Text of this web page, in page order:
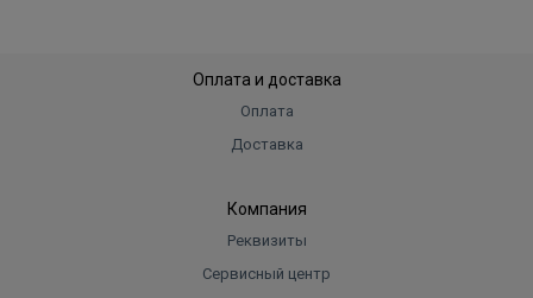
Оплата и доставка
Оплата
Доставка
Компания
Реквизиты
Сервисный центр